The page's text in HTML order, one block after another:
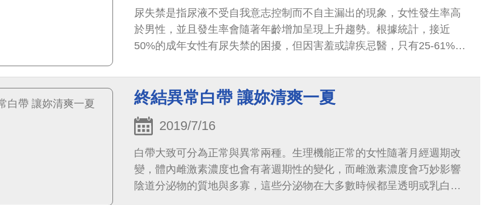
尿失禁是指尿液不受自我意志控制而不自主漏出的現象，女性發生率高
於男性，並且發生率會隨著年齡增加呈現上升趨勢。根據統計，接近
50%的成年女性有尿失禁的困擾，但因害羞或諱疾忌醫，只有25-61%的
終結異常白帶 讓妳清爽一夏
2019/7/16
白帶大致可分為正常與異常兩種。生理機能正常的女性隨著月經週期改
變，體內雌激素濃度也會有著週期性的變化，而雌激素濃度會巧妙影響
陰道分泌物的質地與多寡，這些分泌物在大多數時候都呈透明或乳白